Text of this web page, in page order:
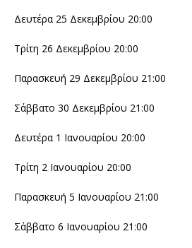
Δευτέρα 25 Δεκεμβρίου 20:00
Τρίτη 26 Δεκεμβρίου 20:00
Παρασκευή 29 Δεκεμβρίου 21:00
Σάββατο 30 Δεκεμβρίου 21:00
Δευτέρα 1 Ιανουαρίου 20:00
Τρίτη 2 Ιανουαρίου 20:00
Παρασκευή 5 Ιανουαρίου 21:00
Σάββατο 6 Ιανουαρίου 21:00